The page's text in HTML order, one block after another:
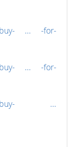
buy- ... -for-
buy- ... -for-
buy- ...